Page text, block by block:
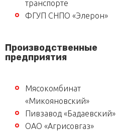
транспорте
ФГУП СНПО «Элерон»
Производственные
предприятия
Мясокомбинат
«Микояновский»
Пивзавод «Бадаевский»
ОАО «Агрисовгаз»